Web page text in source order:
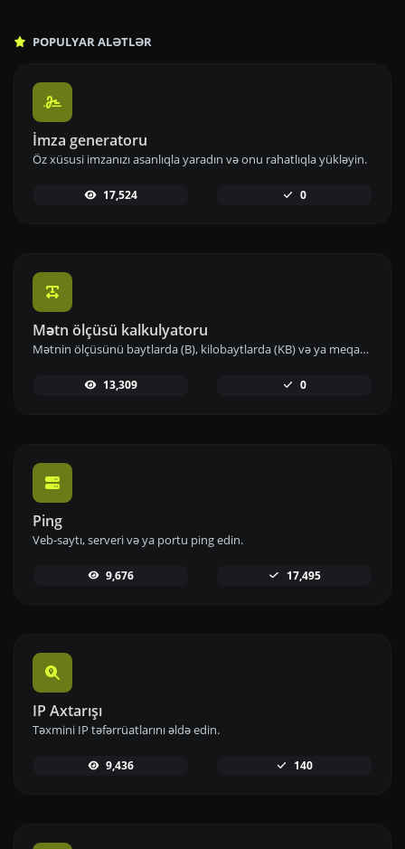
POPULYAR ALƏTLƏR
İmza generatoru
Öz xüsusi imzanızı asanlıqla yaradın və onu rahatlıqla yükləyin.
17,524 0
Mətn ölçüsü kalkulyatoru
Mətnin ölçüsünü baytlarda (B), kilobaytlarda (KB) və ya meqabaytlarda (MB) əldə edin.
13,309 0
Ping
Veb-saytı, serveri və ya portu ping edin.
9,676 17,495
IP Axtarışı
Təxmini IP təfərrüatlarını əldə edin.
9,436 140